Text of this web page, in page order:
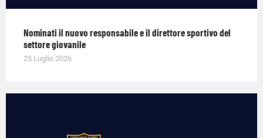
Nominati il nuovo responsabile e il direttore sportivo del
settore giovanile
25 Luglio 2026